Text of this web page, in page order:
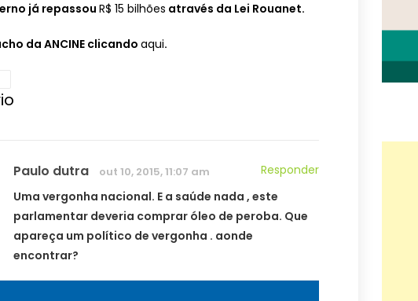
já repassou R$ 15 bilhões através da Lei Rouanet.
da ANCINE clicando aqui.
Paulo dutra out 10, 2015, 11:07 am
Responder
Uma vergonha nacional. E a saúde nada , este
parlamentar deveria comprar óleo de peroba. Que
apareça um político de vergonha . aonde
encontrar?